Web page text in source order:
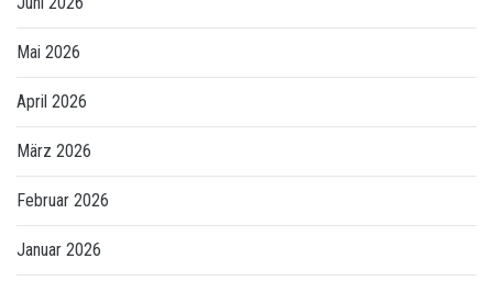
Mai 2026
April 2026
März 2026
Februar 2026
Januar 2026